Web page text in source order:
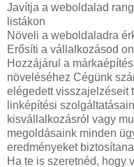
Javítja a weboldalad
listákon
Növeli a weboldaladra
Erősíti a vállalkozásod
Hozzájárul a
növeléséhez Cégünk
elégedett visszajelzéseit
linképítési
kisvállalkozásról vagy
megoldásaink minden
eredményeket
Ha te is szeretnéd, hogy